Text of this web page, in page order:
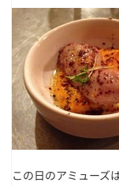
この日のアミューズ